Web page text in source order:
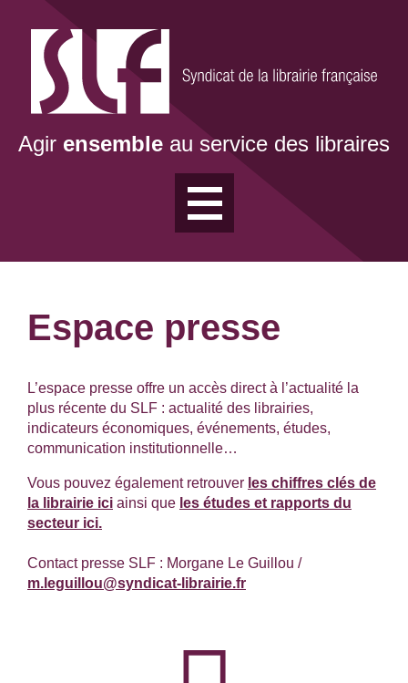
contenu
principal
Agir ensemble au service des libraires
Espace presse
L’espace presse offre un accès direct à l’actualité la
plus récente du SLF : actualité des librairies,
indicateurs économiques, événements, études,
communication institutionnelle…
Vous pouvez également retrouver les chiffres clés de
la librairie ici ainsi que les études et rapports du
secteur ici.
Contact presse SLF : Morgane Le Guillou /
m.leguillou@syndicat-librairie.fr